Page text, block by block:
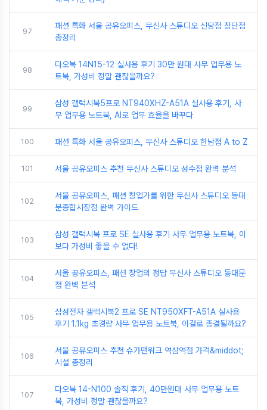
97
패션 특화 서울 공유오피스, 무신사 스튜디오 신당점 장단점
총정리
98
다오북 14N15-12 실사용 후기 30만 원대 사무 업무용 노
트북, 가성비 정말 괜찮을까요?
99
삼성 갤럭시북5프로 NT940XHZ-A51A 실사용 후기, 사
무 업무용 노트북, AI로 업무 효율을 바꾸다
100 패션 특화 서울 공유오피스, 무신사 스튜디오 한남점 A to Z
101 서울 공유오피스 추천 무신사 스튜디오 성수점 완벽 분석
102
서울 공유오피스, 패션 창업가를 위한 무신사 스튜디오 동대
문종합시장점 완벽 가이드
103
삼성 갤럭시북 프로 SE 실사용 후기 사무 업무용 노트북, 이
보다 가성비 좋을 수 없다!
104
서울 공유오피스, 패션 창업의 정답 무신사 스튜디오 동대문
점 완벽 분석
105
삼성전자 갤럭시북2 프로 SE NT950XFT-A51A 실사용
후기 1.1kg 초경량 사무 업무용 노트북, 이걸로 종결될까요?
106
서울 공유오피스 추천 슈가맨워크 역삼역점 가격&middot;
시설 총정리
107
다오북 14-N100 솔직 후기, 40만원대 사무 업무용 노트
북, 가성비 정말 괜찮을까요?